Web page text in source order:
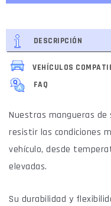
DESCRIPCIÓN
VEHÍCULOS
FAQ
Nuestras mangueras de
resistir las condiciones
vehículo, desde
elevadas.
Su durabilidad y